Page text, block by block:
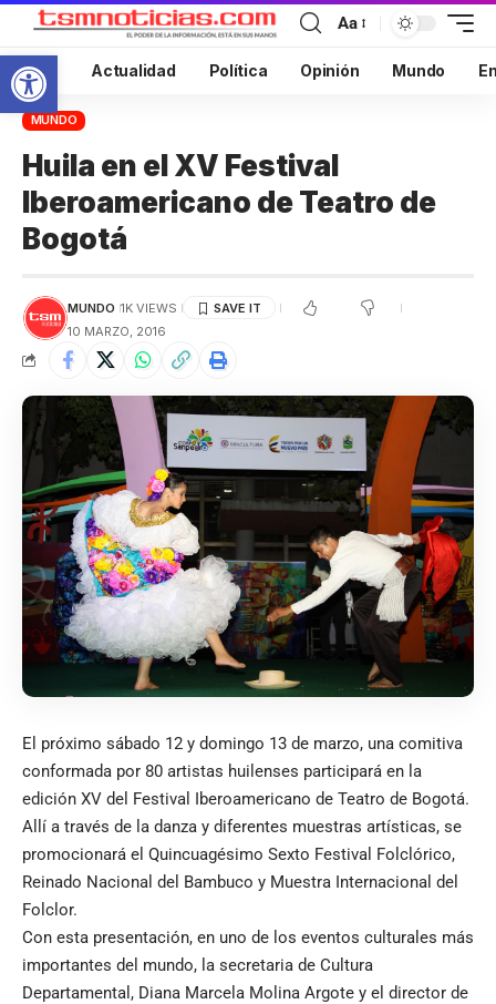
Abrir barra de herramientas
Aa
Inicio Actualidad Política Opinión Mundo
MUNDO
Huila en el XV Festival
Iberoamericano de Teatro de
Bogotá
MUNDO 1K VIEWS
10 MARZO, 2016
El próximo sábado 12 y domingo 13 de marzo, una comitiva
conformada por 80 artistas huilenses participará en la
edición XV del Festival Iberoamericano de Teatro de Bogotá.
Allí a través de la danza y diferentes muestras artísticas, se
promocionará el Quincuagésimo Sexto Festival Folclórico,
Reinado Nacional del Bambuco y Muestra Internacional del
Folclor.
Con esta presentación, en uno de los eventos culturales más
importantes del mundo, la secretaria de Cultura
Departamental, Diana Marcela Molina Argote y el director de